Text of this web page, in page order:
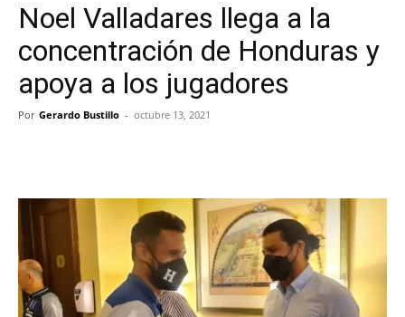
Noel Valladares llega a la
concentración de Honduras y
apoya a los jugadores
Por Gerardo Bustillo - octubre 13, 2021